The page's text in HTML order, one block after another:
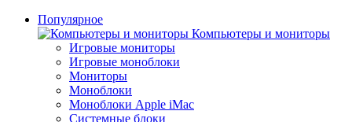
Популярное
Компьютеры и мониторы
Игровые мониторы
Игровые моноблоки
Мониторы
Моноблоки
Моноблоки Apple iMac
Системные блоки